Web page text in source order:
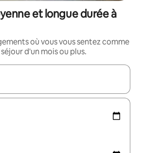
et longue durée à
où vous vous sentez comme
d'un mois ou plus.
s'affichent, utilisez les flèches vers le